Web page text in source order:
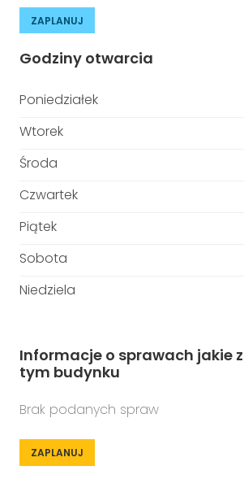
ZAPLANUJ
Godziny otwarcia
Poniedziałek
Wtorek
Środa
Czwartek
Piątek
Sobota
Niedziela
Informacje o sprawach jakie
tym budynku
Brak podanych spraw
ZAPLANUJ